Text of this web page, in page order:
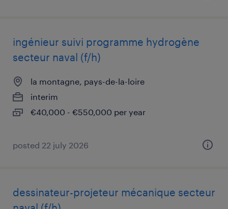
ingénieur suivi programme hydrogène
secteur naval (f/h)
la montagne, pays-de-la-loire
interim
€40,000 - €550,000 per year
posted 22 july 2026
dessinateur-projeteur mécanique secteur